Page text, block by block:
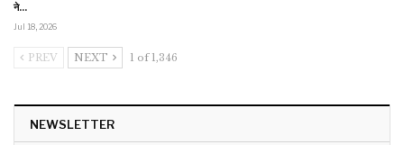
ने…
Jul 18, 2026
PREV NEXT 1 of 1,346
NEWSLETTER